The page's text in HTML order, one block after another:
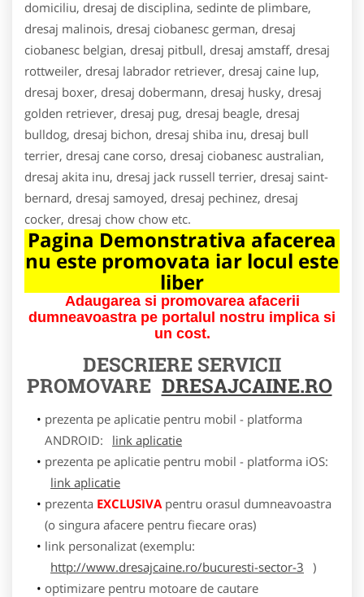
domiciliu, dresaj de disciplina, sedinte de plimbare,
dresaj malinois, dresaj ciobanesc german, dresaj
ciobanesc belgian, dresaj pitbull, dresaj amstaff, dresaj
rottweiler, dresaj labrador retriever, dresaj caine lup,
dresaj boxer, dresaj dobermann, dresaj husky, dresaj
golden retriever, dresaj pug, dresaj beagle, dresaj
bulldog, dresaj bichon, dresaj shiba inu, dresaj bull
terrier, dresaj cane corso, dresaj ciobanesc australian,
dresaj akita inu, dresaj jack russell terrier, dresaj saint-
bernard, dresaj samoyed, dresaj pechinez, dresaj
cocker, dresaj chow chow etc.
Pagina Demonstrativa afacerea
nu este promovata iar locul este
liber
Adaugarea si promovarea afacerii
dumneavoastra pe portalul nostru implica si
un cost.
DESCRIERE SERVICII
PROMOVARE DRESAJCAINE.RO
prezenta pe aplicatie pentru mobil - platforma
ANDROID:
link aplicatie
prezenta pe aplicatie pentru mobil - platforma iOS:
link aplicatie
prezenta EXCLUSIVApentru orasul dumneavoastra
(o singura afacere pentru fiecare oras)
link personalizat (exemplu:
http://www.dresajcaine.ro/bucuresti-sector-3 )
optimizare pentru motoare de cautare